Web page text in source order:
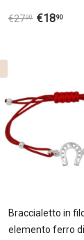
€2790 €1890
Braccialetto in
elemento ferro